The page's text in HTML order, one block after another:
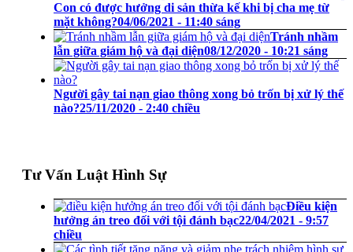
Con có được hưởng di sản thừa kế khi bị cha mẹ từ
mặt không?04/06/2021 - 11:40 sáng
Tránh nhầm
lẫn giữa giám hộ và đại diện08/12/2020 - 10:21 sáng
Người gây tai nạn giao thông xong bỏ trốn bị xử lý thế
nào?25/11/2020 - 2:40 chiều
Tư Vấn Luật Hình Sự
Điều kiện
hưởng án treo đối với tội đánh bạc22/04/2021 - 9:57
chiều